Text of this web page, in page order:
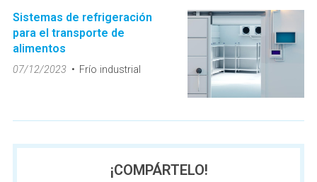
Sistemas de refrigeración
para el transporte de
alimentos
07/12/2023 Frío industrial
¡COMPÁRTELO!